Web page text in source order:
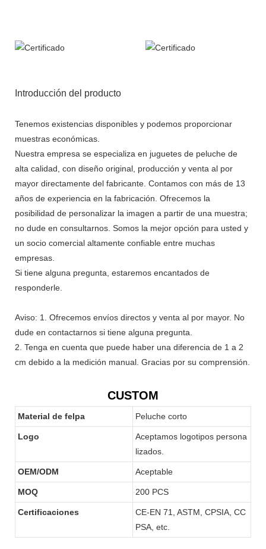
Introducción del producto
Tenemos existencias disponibles y podemos proporcionar
muestras económicas.
Nuestra empresa se especializa en juguetes de peluche de
alta calidad, con diseño original, producción y venta al por
mayor directamente del fabricante. Contamos con más de 13
años de experiencia en la fabricación. Ofrecemos la
posibilidad de personalizar la imagen a partir de una muestra;
no dude en consultarnos. Somos la mejor opción para usted y
un socio comercial altamente confiable entre muchas
empresas.
Si tiene alguna pregunta, estaremos encantados de
responderle.
Aviso: 1. Ofrecemos envíos directos y venta al por mayor. No
dude en contactarnos si tiene alguna pregunta.
2. Tenga en cuenta que puede haber una diferencia de 1 a 2
cm debido a la medición manual. Gracias por su comprensión.
CUSTOM
Material de felpa Peluche corto
Logo
Aceptamos logotipos persona
lizados.
OEM/ODM Aceptable
MOQ 200 PCS
Certificaciones
CE-EN 71, ASTM, CPSIA, CC
PSA, etc.